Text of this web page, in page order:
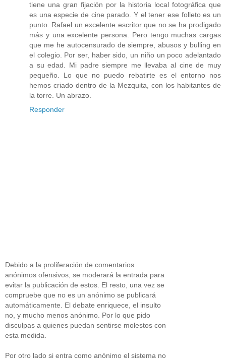
tiene una gran fijación por la historia local fotográfica que
es una especie de cine parado. Y el tener ese folleto es un
punto. Rafael un excelente escritor que no se ha prodigado
más y una excelente persona. Pero tengo muchas cargas
que me he autocensurado de siempre, abusos y bulling en
el colegio. Por ser, haber sido, un niño un poco adelantado
a su edad. Mi padre siempre me llevaba al cine de muy
pequeño. Lo que no puedo rebatirte es el entorno nos
hemos criado dentro de la Mezquita, con los habitantes de
la torre. Un abrazo.
Responder
Debido a la proliferación de comentarios
anónimos ofensivos, se moderará la entrada para
evitar la publicación de estos. El resto, una vez se
compruebe que no es un anónimo se publicará
automáticamente. El debate enriquece, el insulto
no, y mucho menos anónimo. Por lo que pido
disculpas a quienes puedan sentirse molestos con
esta medida.
Por otro lado si entra como anónimo el sistema no